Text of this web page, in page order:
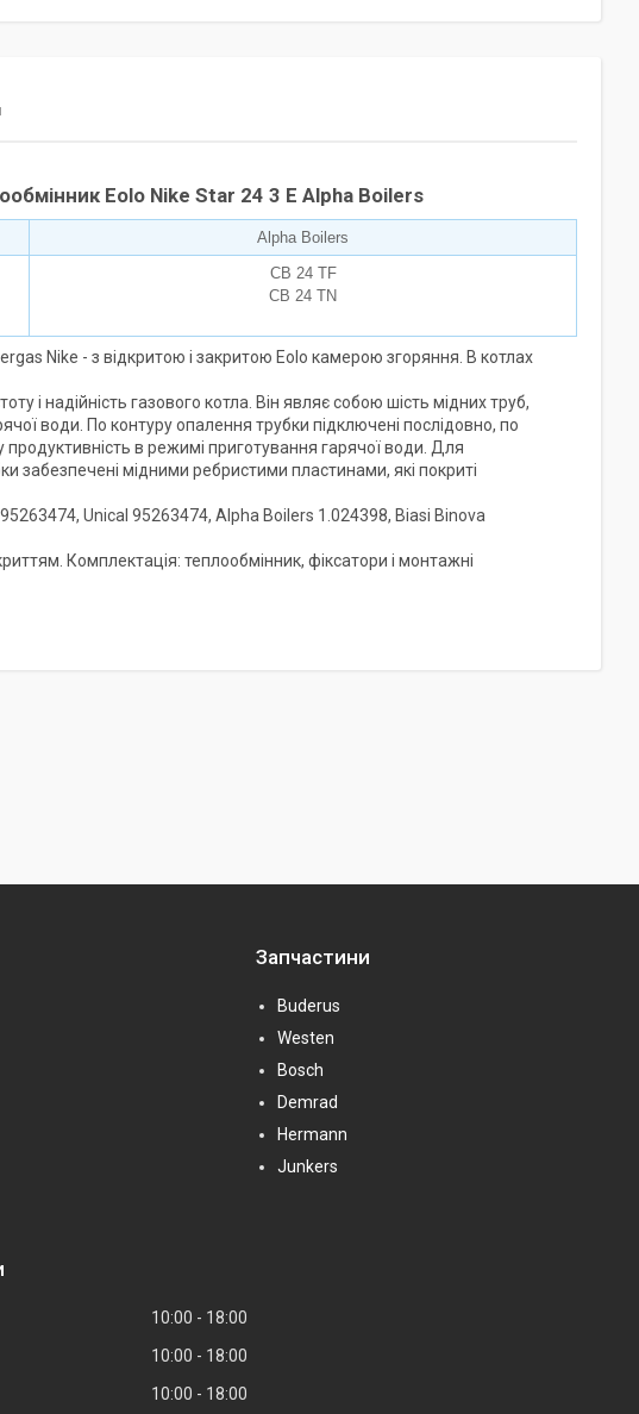
Eolo Nike Star 24 3 Е Alpha Boilers
Alpha Boilers
CB 24 TF
CB 24 TN
Nike - з відкритою і закритою Eolo камерою згоряння. В котлах
і надійність газового котла. Він являє собою шість мідних труб,
води. По контуру опалення трубки підключені послідовно, по
в режимі приготування гарячої води. Для
забезпечені мідними ребристими пластинами, які покриті
Unical 95263474, Alpha Boilers 1.024398, Biasi Binova
Комплектація: теплообмінник, фіксатори і монтажні
Запчастини
Buderus
Westen
Bosch
Demrad
Hermann
Junkers
10:00
18:00
10:00
18:00
10:00 18:00